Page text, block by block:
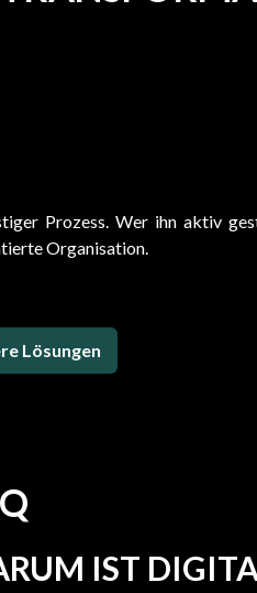
Prozess. Wer ihn aktiv
Organisation.
Lösungen
IST